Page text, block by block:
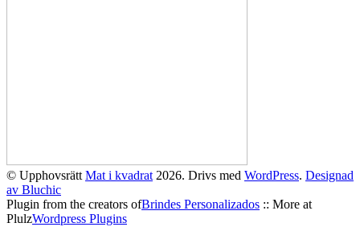
© Upphovsrätt Mat i kvadrat 2026. Drivs med WordPress. Designad
av Bluchic
Plugin from the creators ofBrindes Personalizados :: More at
PlulzWordpress Plugins